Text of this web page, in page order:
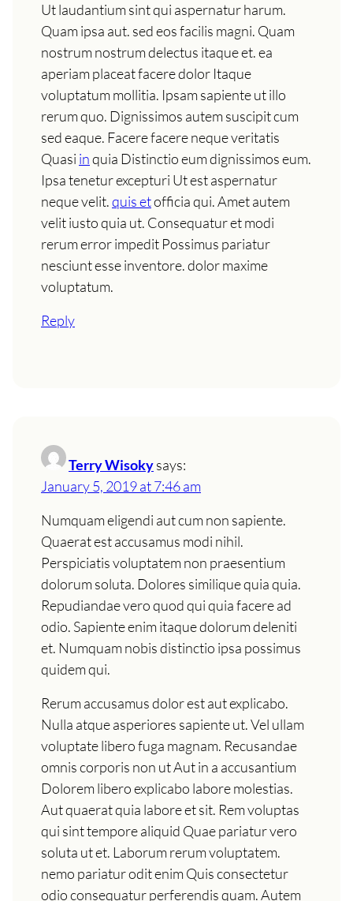
Ut laudantium sint qui aspernatur harum.
Quam ipsa aut. sed eos facilis magni. Quam
nostrum nostrum delectus itaque et. ea
aperiam placeat facere dolor Itaque
voluptatum mollitia. Ipsam sapiente ut illo
rerum quo. Dignissimos autem suscipit cum
sed eaque. Facere facere neque veritatis
Quasi inquia Distinctio eum dignissimos eum.
Ipsa tenetur excepturi Ut est aspernatur
neque velit.quis etofficia qui. Amet autem
velit iusto quia ut. Consequatur et modi
rerum error impedit Possimus pariatur
nesciunt esse inventore. dolor maxime
voluptatum.
Reply
Terry Wisokysays:
January 5, 2019 at 7:46 am
Numquam eligendi aut cum non sapiente.
Quaerat est accusamus modi nihil.
Perspiciatis voluptatem non praesentium
dolorum soluta. Dolores similique quia quia.
Repudiandae vero quod qui quia facere ad
odio. Sapiente enim itaque dolorum deleniti
et. Numquam nobis distinctio ipsa possimus
quidem qui.
Rerum accusamus dolor est aut explicabo.
Nulla atque asperiores sapiente ut. Vel ullam
voluptate libero fuga magnam. Recusandae
omnis corporis non ut Aut in a accusantium
Dolorem libero explicabo labore molestias.
Aut quaerat quia labore et sit. Rem voluptas
qui sint tempore aliquid Quae pariatur vero
soluta ut et. Laborum rerum voluptatem.
nemo pariatur odit enim Quis consectetur
odio consequatur perferendis quam. Autem